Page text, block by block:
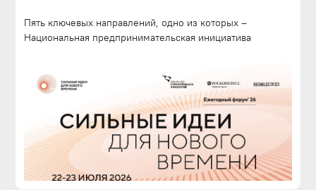
Пять ключевых направлений, одно из которых –
Национальная предпринимательская инициатива